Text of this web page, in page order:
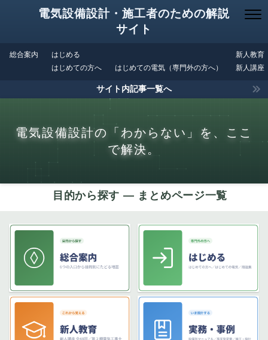
電気設備設計・施工者のための解説
サイト
総合案内
はじめる
はじめての方へ
はじめての電気（専門外の方へ）
新人教育
新人講座
サイト内記事一覧へ
電気設備設計の「わからない」を、ここ
で解決。